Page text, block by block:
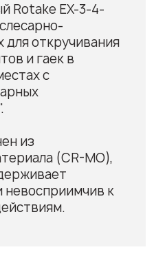
Rotake EX-3-4-
откручивания
и гаек в
с
из
(CR-MO),
невосприимчив к